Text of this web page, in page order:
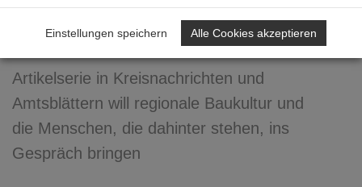
Wir sind Heimat
Artikelserie in Kreisnachrichten und
Amtsblättern will regionale Baukultur und
die Menschen, die dahinter stehen, ins
Gespräch bringen
Einstellungen speichern Alle Cookies akzeptieren